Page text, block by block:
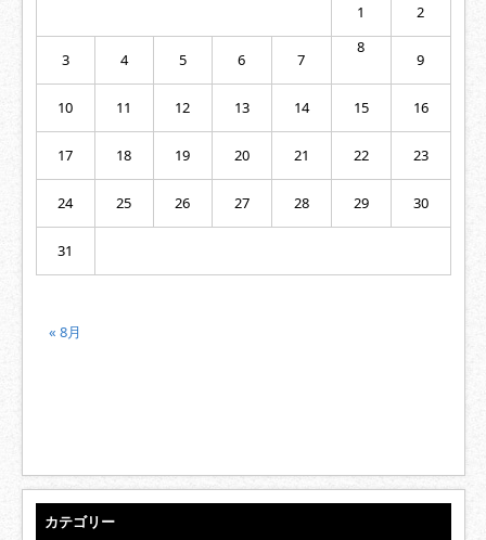
1 2
3 4 5 6 7
8
9
10 11 12 13 14 15 16
17 18 19 20 21 22 23
24 25 26 27 28 29 30
31
« 8月
カテゴリー